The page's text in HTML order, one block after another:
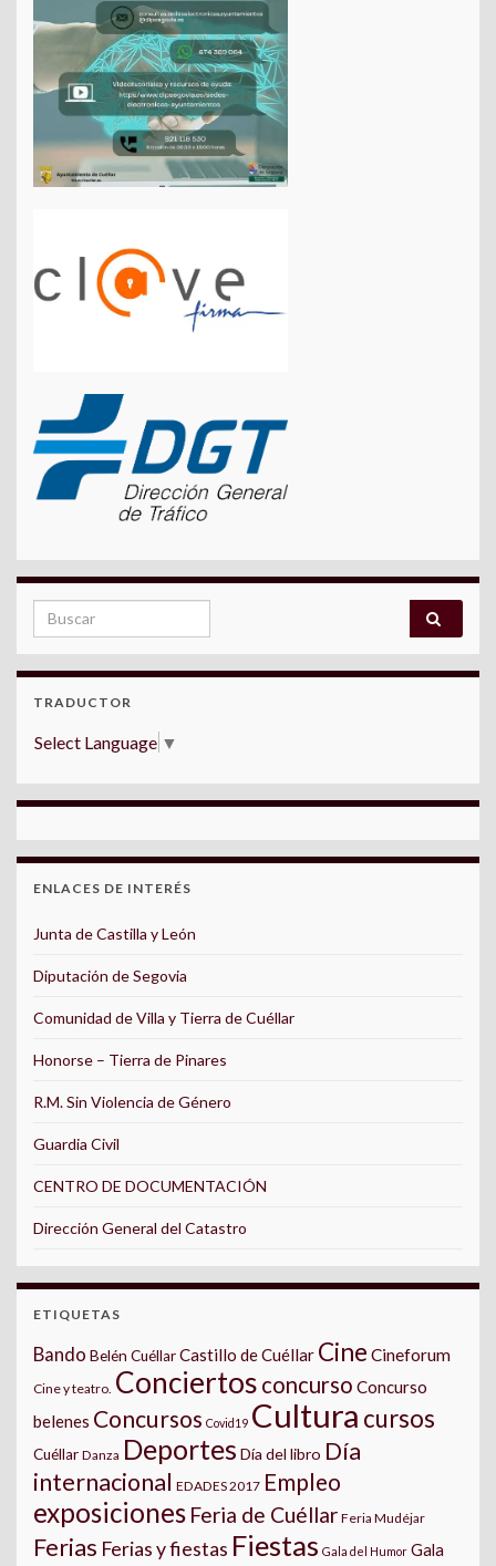
Search for:
TRADUCTOR
Select Language ▼
ENLACES DE INTERÉS
Junta de Castilla y León
Diputación de Segovia
Comunidad de Villa y Tierra de Cuéllar
Honorse – Tierra de Pinares
R.M. Sin Violencia de Género
Guardia Civil
CENTRO DE DOCUMENTACIÓN
Dirección General del Catastro
ETIQUETAS
Bando Belén CuéllarCastillo de Cuéllar Cine Cineforum
Cine y teatro. Conciertos concurso Concurso
belenes Concursos Covid19 Cultura cursos
Cuéllar Danza Deportes Día del libro Día
internacional EDADES 2017 Empleo
exposiciones Feria de Cuéllar Feria Mudéjar
Ferias Ferias y fiestas Fiestas Gala del Humor Gala